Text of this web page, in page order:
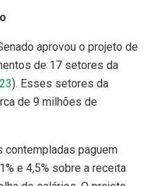
aprovou o projeto de
de 17 setores da
). Esses setores da
de 9 milhões de
contempladas paguem
e 4,5% sobre a receita